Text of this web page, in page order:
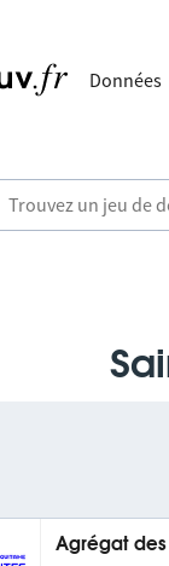
Données
Agrégat